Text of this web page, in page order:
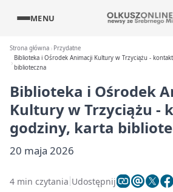
MENU
Strona główna
Przydatne
Biblioteka i Ośrodek Animacji Kultury w Trzyciążu -
biblioteczna
Biblioteka i Ośrodek
Kultury w Trzyciążu -
godziny, karta
20 maja 2026
4 min czytania Udostępnij